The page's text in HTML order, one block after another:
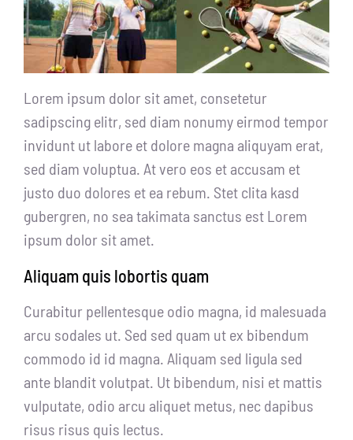
Lorem ipsum dolor sit amet, consetetur
sadipscing elitr, sed diam nonumy eirmod tempor
invidunt ut labore et dolore magna aliquyam erat,
sed diam voluptua. At vero eos et accusam et
justo duo dolores et ea rebum. Stet clita kasd
gubergren, no sea takimata sanctus est Lorem
ipsum dolor sit amet.
Aliquam quis lobortis quam
Curabitur pellentesque odio magna, id malesuada
arcu sodales ut. Sed sed quam ut ex bibendum
commodo id id magna. Aliquam sed ligula sed
ante blandit volutpat. Ut bibendum, nisi et mattis
vulputate, odio arcu aliquet metus, nec dapibus
risus risus quis lectus.